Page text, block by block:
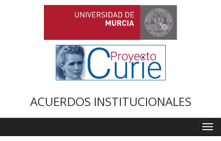
ACUERDOS INSTITUCIONALES